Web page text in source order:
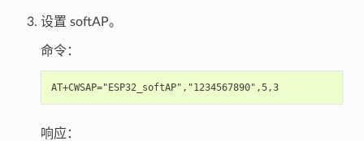
设置 softAP。
命令：
AT+CWSAP="ESP32_softAP","1234567890",5,3
响应：